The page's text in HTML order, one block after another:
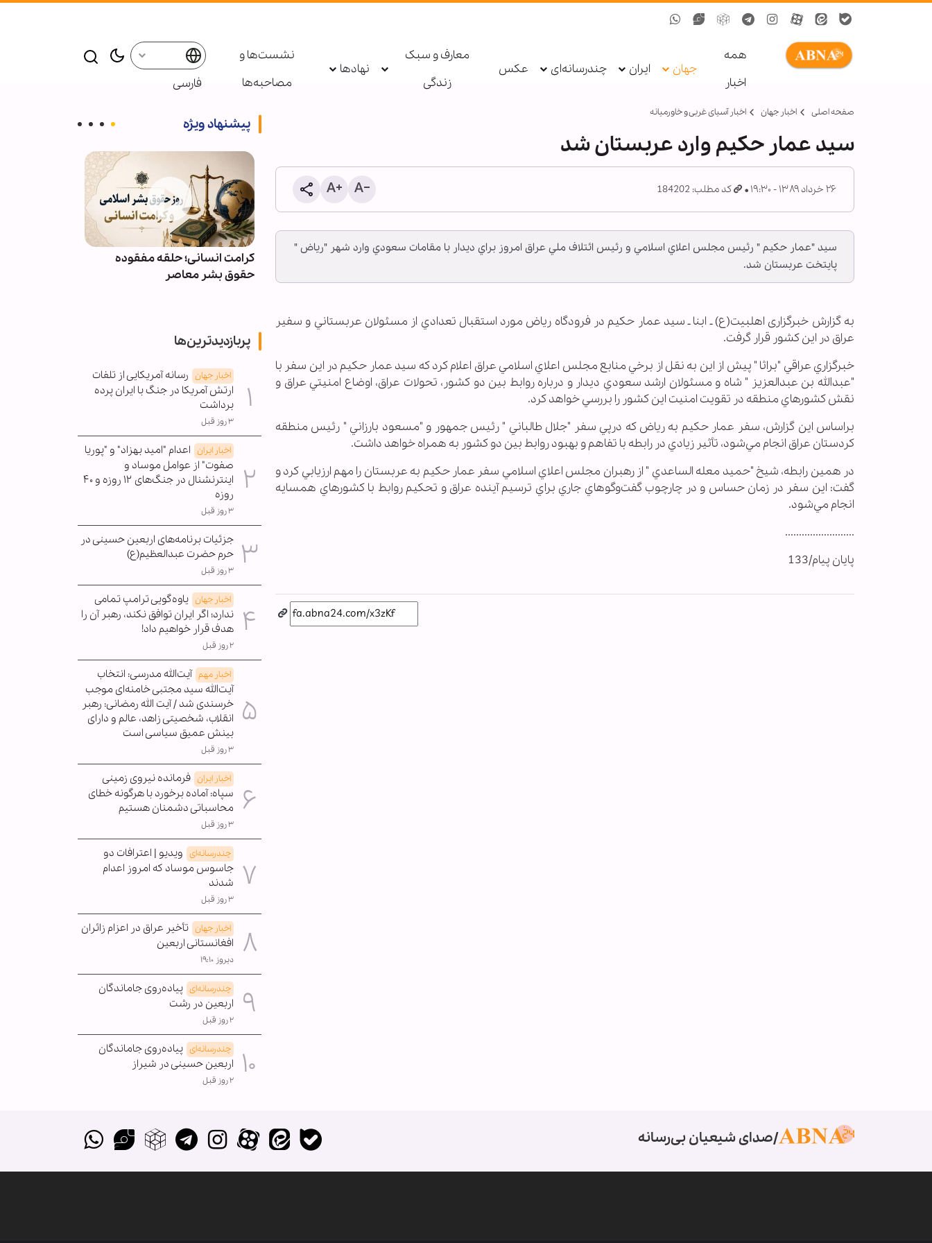
همه
اخبار
جهان ایران چندرسانه‌ای عکس
معارف و سبک
زندگی
نهادها
نشست‌ها و
مصاحبه‌ها
فارسی
صفحه اصلی اخبار جهان اخبار آسیای غربی و خاورمیانه
سيد عمار حكيم وارد عربستان شد
۲۶ خرداد ۱۳۸۹ - ۱۹:۳۰ کد مطلب: 184202
سيد "عمار حكيم " رئيس مجلس اعلاي اسلامي و رئيس ائتلاف ملي عراق امروز براي ديدار با مقامات سعودي وارد شهر "رياض "
پايتخت عربستان شد.
به گزارش خبرگزاری اهل‏بیت(ع) ـ ابنا ـ سيد عمار حكيم در فرودگاه رياض مورد استقبال تعدادي از مسئولان عربستاني و سفير
عراق در اين كشور قرار گرفت.
خبرگزاري عراقي "براثا " پيش از اين به نقل از برخي منابع مجلس اعلاي اسلامي عراق اعلام كرد كه سيد عمار حكيم در اين سفر با
"عبدالله بن عبدالعزيز " شاه و مسئولان ارشد سعودي ديدار و درباره روابط بين دو كشور، تحولات عراق، اوضاع امنيتي عراق و
نقش كشورهاي منطقه در تقويت امنيت اين كشور را بررسي خواهد كرد.
براساس اين گزارش، سفر عمار حكيم به رياض كه درپي سفر "جلال طالباني " رئيس جمهور و "مسعود بارزاني " رئيس منطقه
كردستان عراق انجام مي‌‌شود، تأثير زيادي در رابطه با تفاهم و بهبود روابط بين دو كشور به همراه خواهد داشت.
در همين رابطه، شيخ "حميد معله الساعدي " از رهبران مجلس اعلاي اسلامي سفر عمار حكيم به عربستان را مهم ارزيابي كرد و
گفت: اين سفر در زمان حساس و در چارچوب گفت‌وگوهاي جاري براي ترسيم آينده عراق و تحكيم روابط با كشورهاي همسايه
انجام مي‌شود.
.........................
پایان پیام/133
پیشنهاد ویژه
اطعام روزانه ۱۰ هزار زائر در موکب
کرامت انسانی؛ حلقه مفقوده
حقوق بشر معاصر
پربازدیدترین‌ها
اخبار جهان رسانه آمریکایی از تلفات
ارتش آمریکا در جنگ با ایران پرده
برداشت
۳ روز قبل
اخبار ایران اعدام "امید بهزاد" و "پوریا
صفوت" از عوامل موساد و
اینترنشنال در جنگ‌های ۱۲ روزه و ۴۰
روزه
۳ روز قبل
جزئیات برنامه‌های اربعین حسینی در
حرم حضرت عبدالعظیم(ع)
۳ روز قبل
اخبار جهان یاوه‌گویی ترامپ تمامی
ندارد؛ اگر ایران توافق نکند، رهبر آن را
هدف قرار خواهیم داد!
۲ روز قبل
اخبار مهم آیت‌الله مدرسی: انتخاب
آیت‌الله سید مجتبی خامنه‌ای موجب
خرسندی شد / آیت الله رمضانی: رهبر
انقلاب، شخصیتی زاهد، عالم و دارای
بینش عمیق سیاسی است
۳ روز قبل
اخبار ایران فرمانده نیروی زمینی
سپاه: آماده برخورد با هرگونه خطای
محاسباتی دشمنان هستیم
۳ روز قبل
چندرسانه‌ای ویدیو | اعترافات دو
جاسوس موساد که امروز اعدام
شدند
۳ روز قبل
اخبار جهان تأخیر عراق در اعزام زائران
افغانستانی اربعین
دیروز ۱۹:۱۰
چندرسانه‌ای پیاده‌روی جاماندگان
اربعین در رشت
۲ روز قبل
چندرسانه‌ای پیاده‌روی جاماندگان
اربعین حسینی در شیراز
۲ روز قبل
صدای شیعیان بی‌رسانه